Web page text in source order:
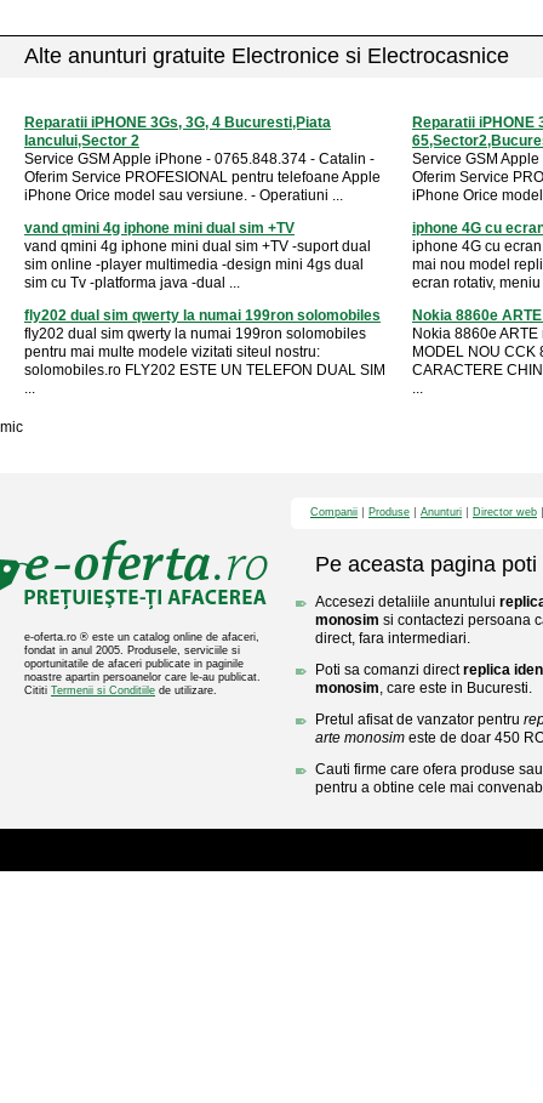
Alte anunturi gratuite Electronice si Electrocasnice
Reparatii iPHONE 3Gs, 3G, 4 Bucuresti,Piata
Iancului,Sector 2
Service GSM Apple iPhone - 0765.848.374 - Catalin -
Oferim Service PROFESIONAL pentru telefoane Apple
iPhone Orice model sau versiune. - Operatiuni ...
Reparatii iPHONE
Service GSM
Oferim Service
iPhone Orice
vand qmini 4g iphone mini dual sim +TV
vand qmini 4g iphone mini dual sim +TV -suport dual
sim online -player multimedia -design mini 4gs dual
sim cu Tv -platforma java -dual ...
iphone 4G cu
iphone 4G cu
mai nou model
ecran rotativ,
fly202 dual sim qwerty la numai 199ron solomobiles
fly202 dual sim qwerty la numai 199ron solomobiles
pentru mai multe modele vizitati siteul nostru:
solomobiles.ro FLY202 ESTE UN TELEFON DUAL SIM
...
Nokia 8860e
Nokia 8860e
MODEL NOU CCK
CARACTERE
...
mic
e-oferta.ro ® este un catalog online de afaceri,
fondat in anul 2005. Produsele, serviciile si
oportunitatile de afaceri publicate in paginile
noastre apartin persoanelor care le-au publicat.
Cititi Termenii si Conditiile de utilizare.
Companii Produse Anunturi Director web
Pe aceasta pagina poti
Accesezi detaliile anuntului
monosim si contactezi persoana
direct, fara intermediari.
Poti sa comanzi directreplica
monosim, care este in Bucuresti.
Pretul afisat de vanzator pentru
arte monosim este de doar 450
Cauti firme care ofera produse
pentru a obtine cele mai